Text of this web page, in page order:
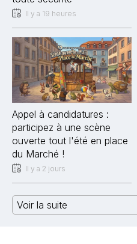
Il y a 19 heures
Appel à candidatures :
participez à une scène
ouverte tout l'été en place
du Marché !
Il y a 2 jours
Voir la suite